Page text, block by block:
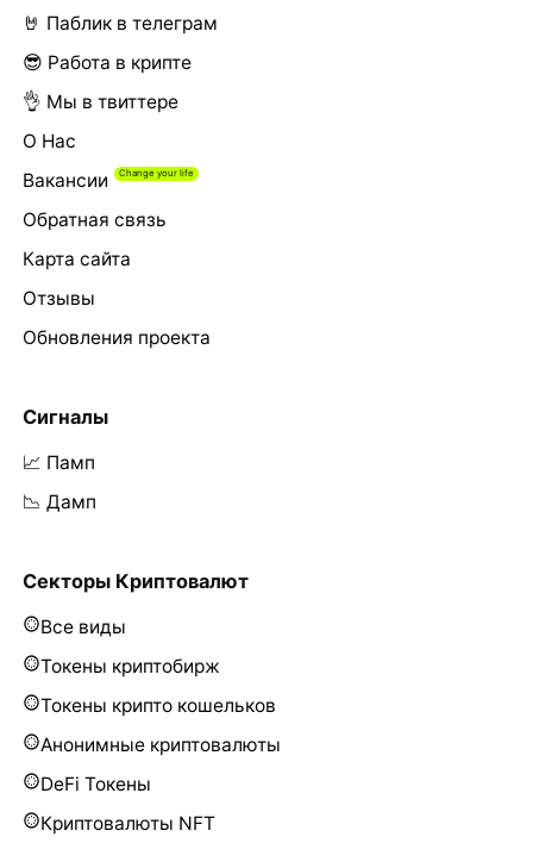
🤘 Паблик в телеграм
😎 Работа в крипте
👌 Мы в твиттере
О Нас
Вакансии
Обратная связь
Карта сайта
Отзывы
Обновления проекта
Сигналы
📈 Памп
📉 Дамп
Секторы Криптовалют
Все виды
Токены криптобирж
Токены крипто кошельков
Анонимные криптовалюты
DeFi Токены
Криптовалюты NFT